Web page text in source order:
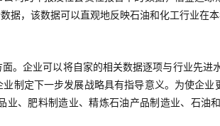
，该数据可以直观地反映石油和化工行业在本
。企业可以将自家的相关数据逐项与行业先
制定下一步发展战略具有指导意义。为使企
、肥料制造业、精炼石油产品制造业、石